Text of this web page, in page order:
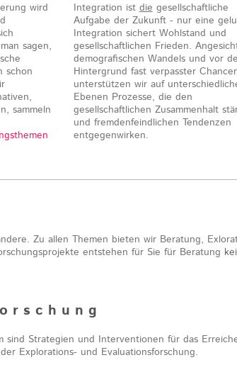
wird
sagen,
schon
sammeln
Integration istdiegesellschaftliche
Aufgabe der Zukunft - nur eine
Integration sichert Wohlstand und
gesellschaftlichen Frieden.
demografischen Wandels und vor
Hintergrund fast verpasster
unterstützen wir auf
Ebenen Prozesse, die den
gesellschaftlichen Zusammenhalt
und fremdenfeindlichen Tendenzen
entgegenwirken.
Zu allen Themen bieten wir Beratung,
entstehen für Sie für Beratung
r s c h u n g
sind Strategien und Interventionen für das
Explorations- und Evaluationsforschung.